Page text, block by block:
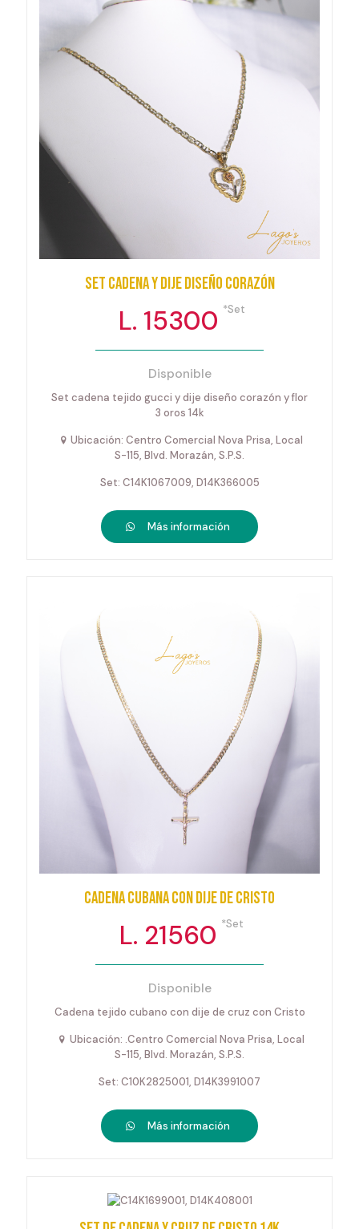
Set cadena y dije diseño corazón
L. 15300 *Set
Disponible
Set cadena tejido gucci y dije diseño corazón y flor
3 oros 14k
Ubicación: Centro Comercial Nova Prisa, Local
S-115, Blvd. Morazán, S.P.S.
Set: C14K1067009, D14K366005
Más información
Cadena cubana con dije de Cristo
L. 21560 *Set
Disponible
Cadena tejido cubano con dije de cruz con Cristo
Ubicación: .Centro Comercial Nova Prisa, Local
S-115, Blvd. Morazán, S.P.S.
Set: C10K2825001, D14K3991007
Más información